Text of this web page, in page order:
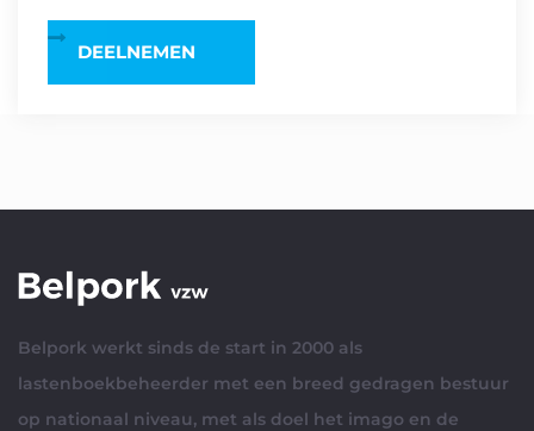
DEELNEMEN
Belpork werkt sinds de start in 2000 als
lastenboekbeheerder met een breed gedragen bestuur
op nationaal niveau, met als doel het imago en de